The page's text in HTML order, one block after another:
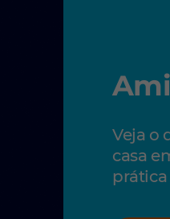
Veja o
casa